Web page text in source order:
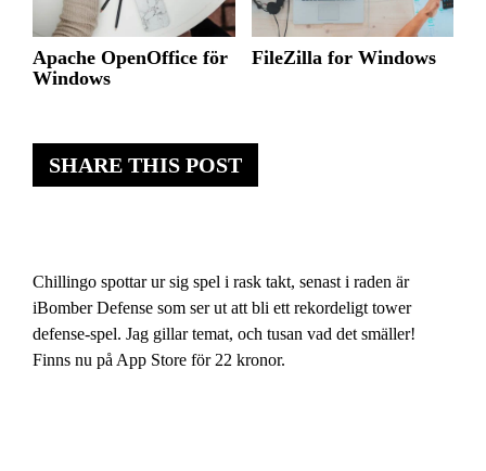
SHARE THIS POST
Chillingo spottar ur sig spel i rask takt, senast i raden är
iBomber Defense som ser ut att bli ett rekordeligt tower
defense-spel. Jag gillar temat, och tusan vad det smäller!
Finns nu på App Store för 22 kronor.
Apache OpenOffice för
Windows
FileZilla for Windows